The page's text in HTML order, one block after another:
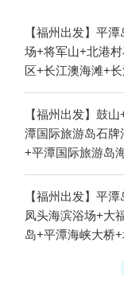
【福州出发】平
场+将军山+北港
区+长江澳海滩+
北部生态廊道+平
生态廊道-F1观景
廊道-F2观景台+北
部生态廊道F5观
【福州出发】鼓
潭国际旅游岛石
+平潭国际旅游岛
+中国船政文化景
+闽江夜游+福州
堂+福州海峡奥体
滨浴场+福州动物
湾海滨浴场+平潭
【福州出发】平
凤头海滨浴场+大
岛+平潭海峡大桥
上观光游+68海里